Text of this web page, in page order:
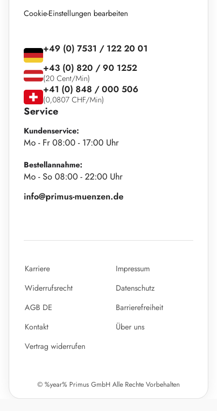
Cookie-Einstellungen bearbeiten
Service
Kundenservice:
Mo - Fr 08:00 - 17:00 Uhr
Bestellannahme:
Mo - So 08:00 - 22:00 Uhr
info@primus-muenzen.de
+49 (0) 7531 / 122 20 01
+43 (0) 820 / 90 1252
(20 Cent/Min)
+41 (0) 848 / 000 506
(0,0807 CHF/Min)
Karriere
Impressum
Widerrufsrecht
Datenschutz
AGB DE
Barrierefreiheit
Kontakt
Über uns
Vertrag widerrufen
© %year% Primus GmbH Alle Rechte Vorbehalten